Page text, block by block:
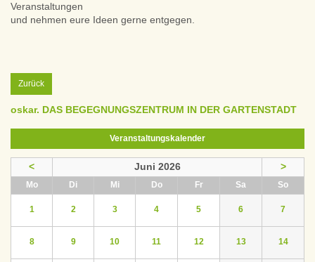
Veranstaltungen
und nehmen eure Ideen gerne entgegen.
Zurück
oskar. DAS BEGEGNUNGSZENTRUM IN DER GARTENSTADT
Veranstaltungskalender
< Juni 2026 >
Montag Dienstag Mittwoch DonnerstagFreitag Sa Sonntag
1 2 3 4 5 6 7
8 9 10 11 12 13 14